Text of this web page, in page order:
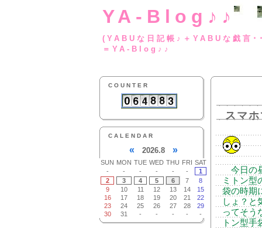
YA-Blog♪♪
(YABUな日記帳♪
＝YA-Blog♪♪
COUNTER
CALENDAR
« 2026.8 »
SUN MON TUE WED THU FRI SAT
-
- - - - -
1
2
3 4 5 6 7
8
9
10 11 12 13 14
15
16
17 18 19 20 21
22
23
24 25 26 27 28
29
30
31 - - - - -
スマ
今日の
ミトン型
袋の時期
しょ？と
ってそう
トン型手